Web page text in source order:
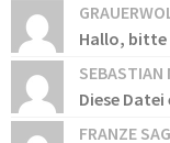
Hallo, bitte
SEBASTIAN
Diese
FRANZE